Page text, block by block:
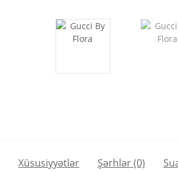
Xüsusiyyətlər Şərhlər (0)